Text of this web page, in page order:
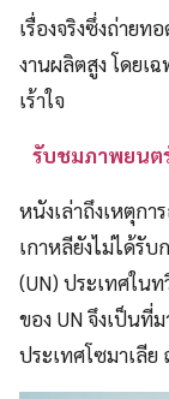
เรื่องจริงซึ่งถ่าย
งานผลิตสูง โดยเ
เร้าใจ
รับชมภาพยนต
หนังเล่าถึงเหตุกา
เกาหลียังไม่ได้รับ
(UN) ประเทศใน
ของ UN จึงเป็นที่
ประเทศโซมาเลีย